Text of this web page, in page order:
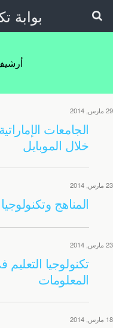
بوابة
أرشيف
29 مارس, 2014
الجامعات
خلال الموبايل
23 مارس, 2014
المناهج
23 مارس, 2014
تكنولوجيا
المعلومات
18 مارس, 2014